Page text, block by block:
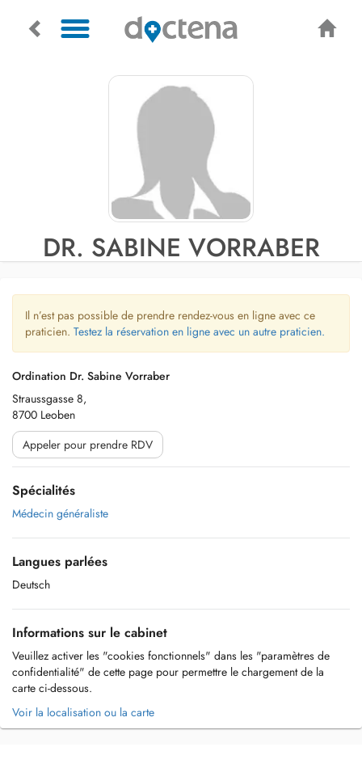
DR. SABINE VORRABER
Il n’est pas possible de prendre rendez-vous en ligne avec ce
praticien. Testez la réservation en ligne avec un autre praticien.
Ordination Dr. Sabine Vorraber
Straussgasse 8,
8700 Leoben
Appeler pour prendre RDV
Spécialités
Médecin généraliste
Langues parlées
Deutsch
Informations sur le cabinet
Veuillez activer les "cookies fonctionnels" dans les "paramètres de
confidentialité" de cette page pour permettre le chargement de la
carte ci-dessous.
Voir la localisation ou la carte